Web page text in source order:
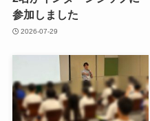
参加しました
2026-07-29